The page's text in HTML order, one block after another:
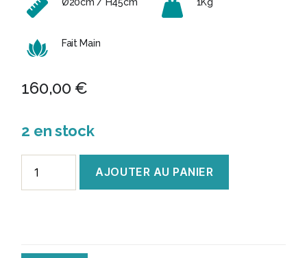
Fait Main
160,00€
2 en stock
AJOUTER AU PANIER